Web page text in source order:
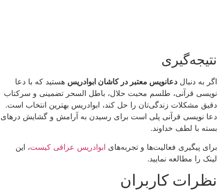
نتیجه‌گیری
اگر به دنبال دعانویس معتبر در کاشان ابوادریس هستید که با دعا
نویسی قرآنی، طلسم محبت حلال، باطل السحر تضمینی و سرکتاب
دقیق مشکلات زندگی‌تان را حل کند، ابوادریس بهترین انتخاب است.
دعا نویسی قرآنی پلی است برای رسیدن به آرامش و گشایش درهای
بسته با لطف خداوند.
برای پیگیری فعالیت‌ها و تجربه‌های ابوادریس عراقی کیست، این
لینک را مطالعه نمایید.
نظرات کاربران